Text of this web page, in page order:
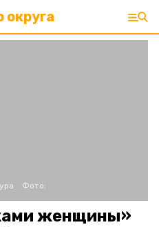
округа
Фото:
женщины»